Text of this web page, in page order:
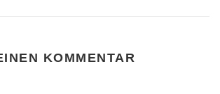
KOMMENTAR